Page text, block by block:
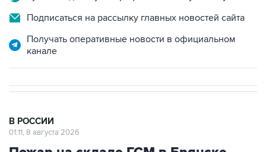
Получать оперативные новости в официальном
Пожар на складе ГСМ в Брянске
ликвидирован